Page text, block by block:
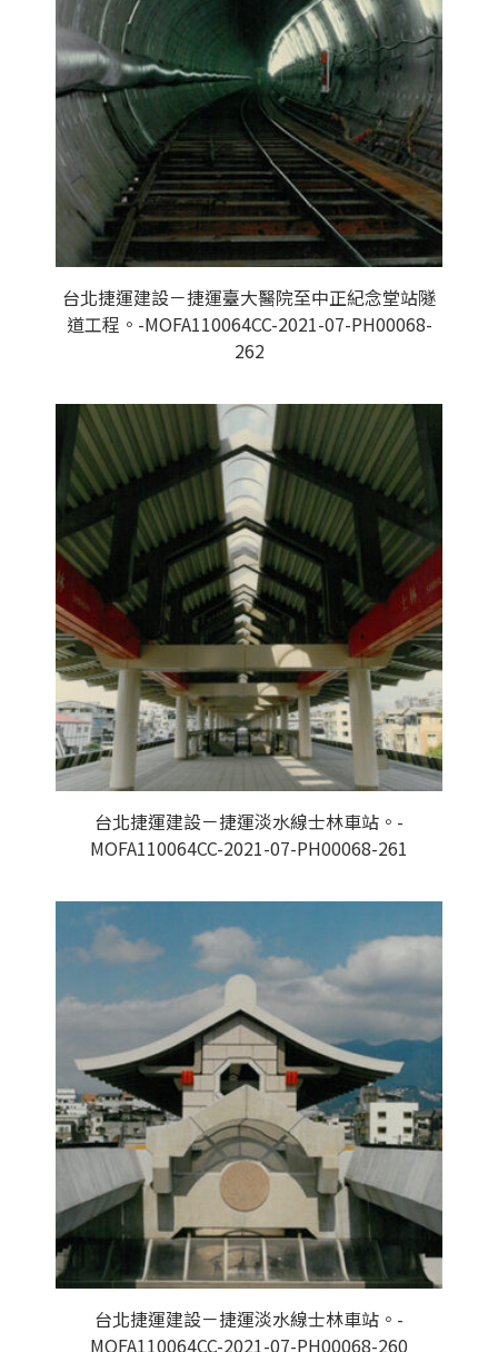
台北捷運建設－捷運臺大醫院至中正紀念堂站隧
道工程。-MOFA110064CC-2021-07-PH00068-
262
台北捷運建設－捷運淡水線士林車站。-
MOFA110064CC-2021-07-PH00068-261
台北捷運建設－捷運淡水線士林車站。-
MOFA110064CC-2021-07-PH00068-260